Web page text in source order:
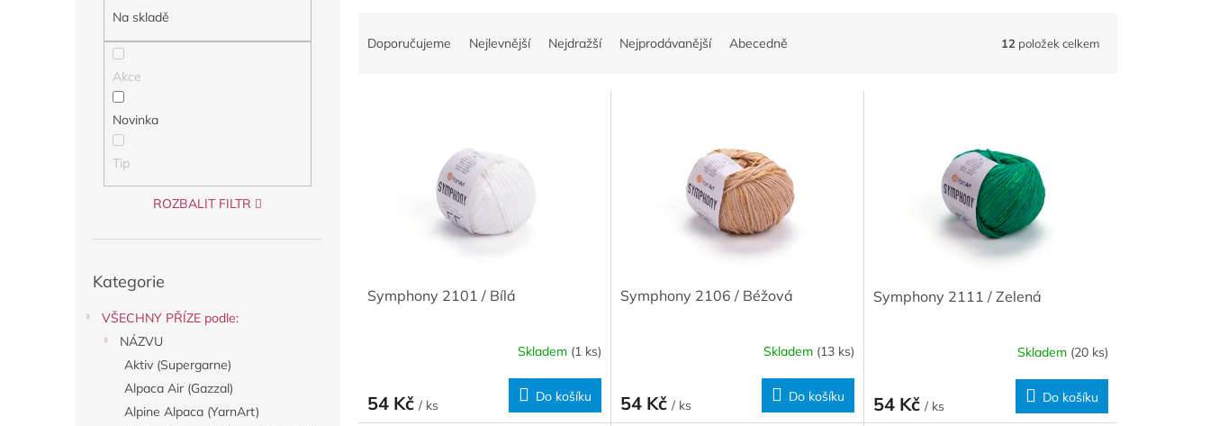
Na skladě
Akce
Novinka
Tip
ROZBALIT FILTR
kategorie
Kategorie
VŠECHNY PŘÍZE podle:
NÁZVU
Aktiv (Supergarne)
Alpaca Air (Gazzal)
Alpine Alpaca (YarnArt)
Doporučujeme Nejlevnější Nejdražší Nejprodávanější Abecedně 12 položek celkem
Symphony 2101 / Bílá
Skladem (1 ks)
54 Kč / ks
Do košíku
Symphony 2106 / Béžová
Skladem (13 ks)
54 Kč / ks
Do košíku
Symphony 2111 / Zelená
Skladem (20 ks)
54 Kč / ks
Do košíku